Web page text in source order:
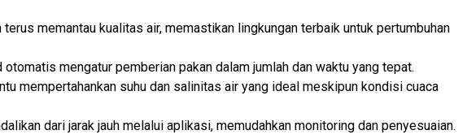
memantau kualitas air, memastikan lingkungan terbaik untuk pertumbuhan
mengatur pemberian pakan dalam jumlah dan waktu yang tepat.
mempertahankan suhu dan salinitas air yang ideal meskipun kondisi cuaca
dari jarak jauh melalui aplikasi, memudahkan monitoring dan penyesuaian.